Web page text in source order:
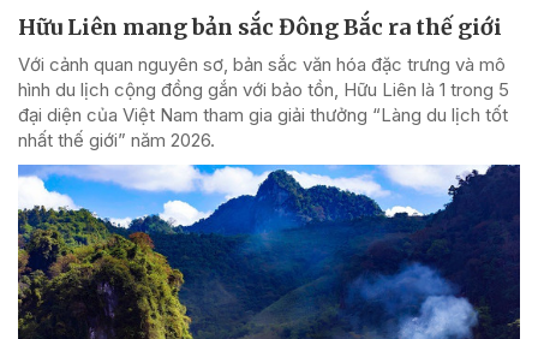
Hữu Liên mang bản sắc Đông Bắc ra thế giới
Với cảnh quan nguyên sơ, bản sắc văn hóa đặc trưng và mô
hình du lịch cộng đồng gắn với bảo tồn, Hữu Liên là 1 trong 5
đại diện của Việt Nam tham gia giải thưởng “Làng du lịch tốt
nhất thế giới” năm 2026.